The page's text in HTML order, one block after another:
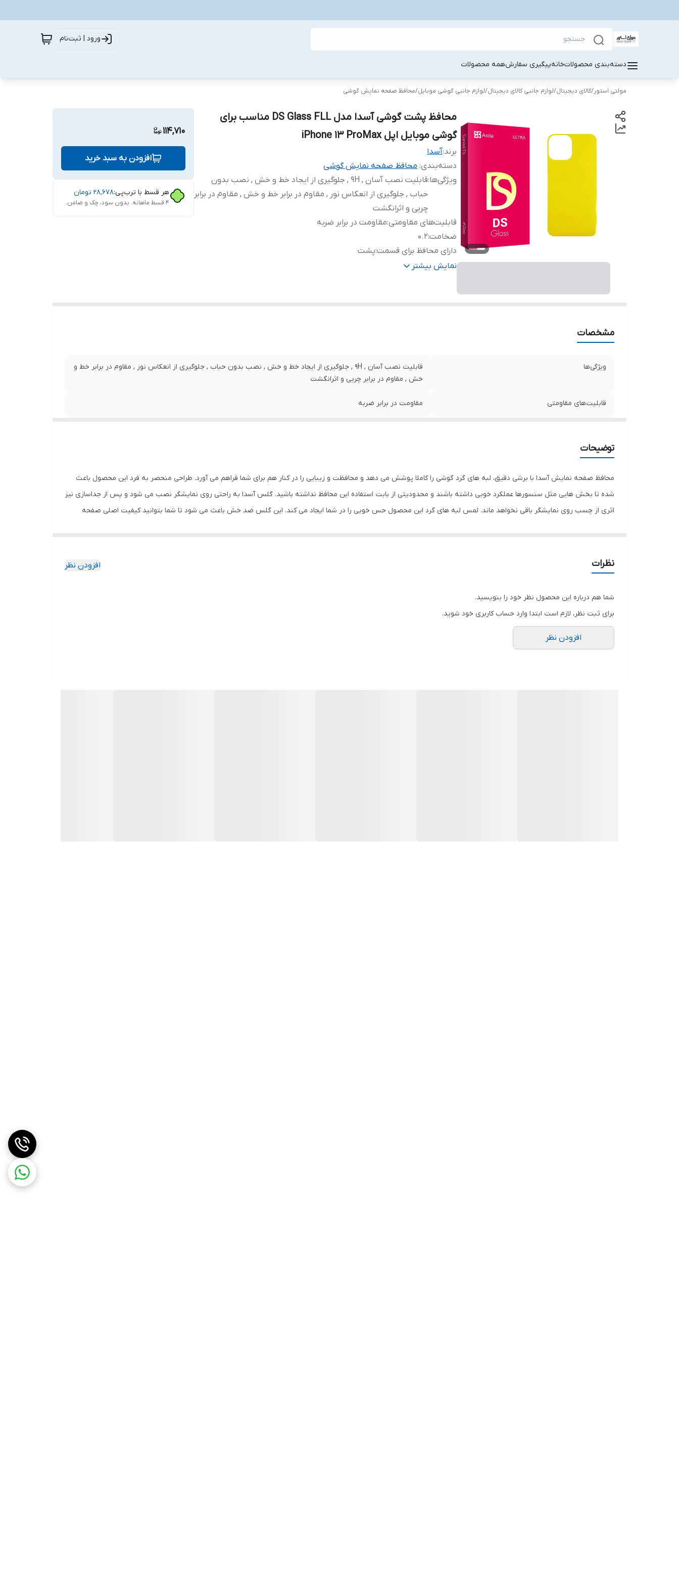
ورود | ثبت‌نام
دسته‌بندی محصولاتخانهپیگیری سفارشهمه محصولات
مولتی استور/کالای دیجیتال/لوازم جانبی کالای دیجیتال/لوازم جانبی گوشی موبایل/محافظ صفحه نمایش گوشی
محافظ پشت گوشی آسدا مدل DS Glass FLL مناسب برای
گوشی موبایل اپل iPhone 13 ProMax
برند:آسدا
دسته‌بندی: محافظ صفحه نمایش گوشی
ویژگی‌ها:
قابلیت نصب آسان , 9H , جلوگیری از ایجاد خط و خش , نصب بدون
حباب , جلوگیری از انعکاس نور , مقاوم در برابر خط و خش , مقاوم در برابر
چربی و اثرانگشت
قابلیت‌های مقاومتی:مقاومت در برابر ضربه
ضخامت:
0.2
دارای محافظ برای قسمت:پشت
رنگ:بی رنگ
نمایش بیشتر
114,710
افزودن به سبد خرید
هر قسط با ترب‌پی:۲۸٬۶۷۸ تومان
۴ قسط ماهانه. بدون سود، چک و ضامن.
مشخصات
ویژگی‌ها
قابلیت نصب آسان , 9H , جلوگیری از ایجاد خط و خش , نصب بدون حباب , جلوگیری از انعکاس نور , مقاوم در برابر خط و
خش , مقاوم در برابر چربی و اثرانگشت
قابلیت‌های مقاومتی مقاومت در برابر ضربه
دارای محافظ برای قسمت
رنگ بی رنگ
توضیحات
محافظ صفحه نمایش آسدا با برشی دقیق، لبه های گرد گوشی را کاملا پوشش می دهد و محافظت و زیبایی را در کنار هم برای شما فراهم می آورد. طراحی منحصر به فرد این محصول باعث
شده تا بخش هایی مثل سنسورها عملکرد خوبی داشته باشند و محدودیتی از بابت استفاده این محافظ نداشته باشید. گلس آسدا به راحتی روی نمایشگر نصب می شود و پس از جداسازی نیز
اثری از چسب روی نمایشگر باقی نخواهد ماند. لمس لبه های گرد این محصول حس خوبی را در شما ایجاد می کند. این گلس ضد خش باعث می شود تا شما بتوانید کیفیت اصلی صفحه
نظرات افزودن نظر
شما هم درباره این محصول نظر خود را بنویسید.
برای ثبت نظر، لازم است ابتدا وارد حساب کاربری خود شوید.
افزودن نظر